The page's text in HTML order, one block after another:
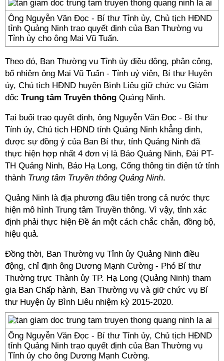
Ông Nguyễn Văn Đọc - Bí thư Tỉnh ủy, Chủ tịch HĐND
tỉnh Quảng Ninh trao quyết định của Ban Thường vụ
Tỉnh ủy cho ông Mai Vũ Tuấn.
Theo đó, Ban Thường vụ Tỉnh ủy điều động, phân công,
bổ nhiệm ông Mai Vũ Tuấn - Tỉnh uỷ viên, Bí thư Huyện
ủy, Chủ tịch HĐND huyện Bình Liêu giữ chức vụ Giám
đốc Trung tâm Truyền thông Quảng Ninh.
Tại buổi trao quyết định, ông Nguyễn Văn Đọc - Bí thư
Tỉnh ủy, Chủ tịch HĐND tỉnh Quảng Ninh khẳng định,
được sự đồng ý của Ban Bí thư, tỉnh Quảng Ninh đã
thực hiện hợp nhất 4 đơn vị là Báo Quảng Ninh, Đài PT-
TH Quảng Ninh, Báo Hạ Long, Cổng thông tin điện tử tỉnh
thành Trung tâm Truyền thông Quảng Ninh.
Quảng Ninh là địa phương đầu tiên trong cả nước thực
hiện mô hình Trung tâm Truyền thông. Vì vậy, tỉnh xác
định phải thực hiện Đề án một cách chắc chắn, đồng bộ,
hiệu quả.
Đồng thời, Ban Thường vụ Tỉnh ủy Quảng Ninh điều
động, chỉ định ông Dương Mạnh Cường - Phó Bí thư
Thường trực Thành ủy TP. Hạ Long (Quảng Ninh) tham
gia Ban Chấp hành, Ban Thường vụ và giữ chức vụ Bí
thư Huyện ủy Bình Liêu nhiệm kỳ 2015-2020.
Ông Nguyễn Văn Đọc - Bí thư Tỉnh ủy, Chủ tịch HĐND
tỉnh Quảng Ninh trao quyết định của Ban Thường vụ
Tỉnh ủy cho ông Dương Mạnh Cường.